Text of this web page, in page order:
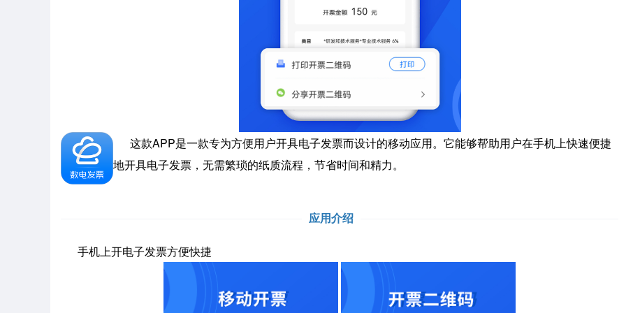
这款APP是一款专为方便用户开具电子发票而设计的移动应用。它能够帮助用户在手机上快速便捷
地开具电子发票，无需繁琐的纸质流程，节省时间和精力。
应用介绍
手机上开电子发票方便快捷